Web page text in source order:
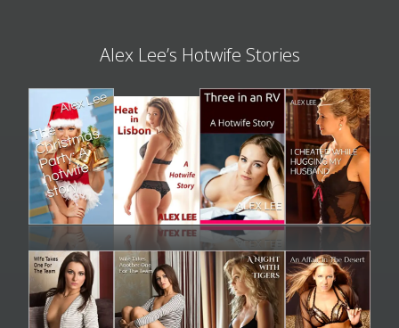
Alex Lee’s Hotwife Stories